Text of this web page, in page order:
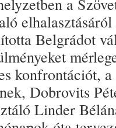
Belgrádot
konfrontációt,
Dobrovits
Linder